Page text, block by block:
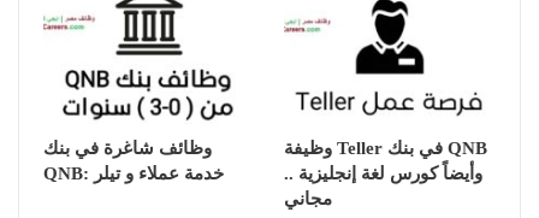
وظائف شاغرة في بنك
QNB: خدمة عملاء و تيلر
وظيفة Teller في بنك QNB
.. وأيضاً كورس لغة إنجليزية
مجاني